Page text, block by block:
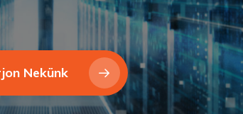
Nekünk